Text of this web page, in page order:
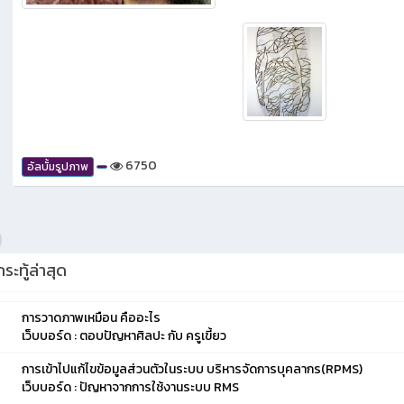
อัลบั้มรูปภาพ 6750
ะทู้ล่าสุด
การวาดภาพเหมือน คืออะไร
เว็บบอร์ด : ตอบปัญหาศิลปะ กับ ครูเขี้ยว
การเข้าไปแก้ไขข้อมูลส่วนตัวในระบบ บริหารจัดการบุคลากร(RPMS)
เว็บบอร์ด : ปัญหาจากการใช้งานระบบ RMS